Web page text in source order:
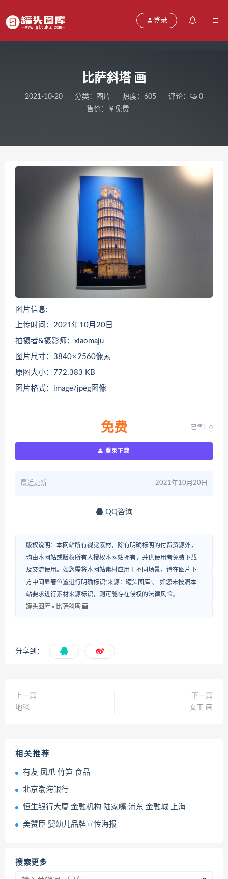
登录
比萨斜塔 画
2021-10-20 分类： 图片 热度：605 评论：
0
售价：￥免费
图片信息:
上传时间：2021年10月20日
拍摄者&摄影师：xiaomaju
图片尺寸：3840 × 2560像素
原图大小：772.383 KB
图片格式：image/jpeg图像
免费 已售：0
登录下载
最近更新 2021年10月20日
QQ咨询
版权说明：本网站所有视觉素材，除有明确标明的付费资源外，
均由本网站或版权所有人授权本网站拥有，并供使用者免费下载
及交流使用。如您需将本网站素材应用于不同场景，请在图片下
方中间显著位置进行明确标识“来源：罐头图库”。 如您未按照本
站要求进行素材来源标识，则可能存在侵权的法律风险。
罐头图库 » 比萨斜塔 画
分享到：
上一篇
地毯
下一篇
女王 画
相关推荐
有友 凤爪 竹笋 食品
北京渤海银行
恒生银行大厦 金融机构 陆家嘴 浦东 金融城 上海
美赞臣 婴幼儿品牌宣传海报
搜索更多